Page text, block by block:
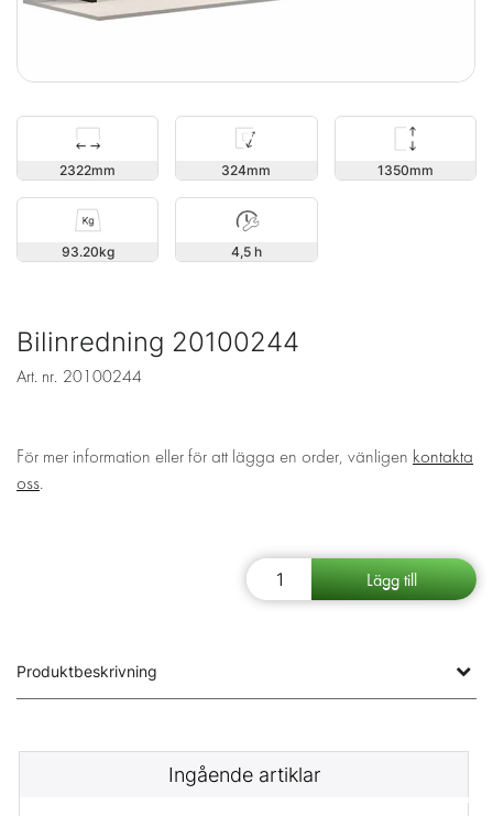
2322 324 1350
93.20 4,5 h
Bilinredning 20100244
Art. nr. 20100244
För mer information eller för att lägga en order, vänligen kontakta
oss.
Produktbeskrivning
Ingående artiklar